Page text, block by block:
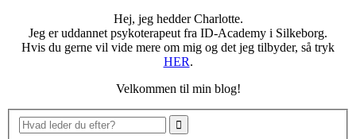
Hej, jeg hedder Charlotte.
Jeg er uddannet psykoterapeut fra ID-Academy i Silkeborg.
Hvis du gerne vil vide mere om mig og det jeg tilbyder, så tryk
HER.
Velkommen til min blog!